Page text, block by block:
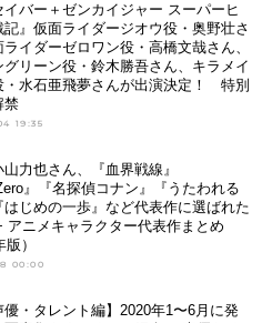
イバー＋ゼンカイジャー スーパーヒ
記』仮面ライダージオウ役・奥野壮さ
ライダーゼロワン役・高橋文哉さん、
グリーン役・鈴木勝吾さん、キラメイ
・水石亜飛夢さんが出演決定！ 特別
禁
19:35
力也さん、『血界戦線』
』『名探偵コナン』『うたわれる
はじめの一歩』など代表作に選ばれた
アニメキャラクター代表作まとめ
版）
00:00
優・タレント編】2020年1〜6月に発